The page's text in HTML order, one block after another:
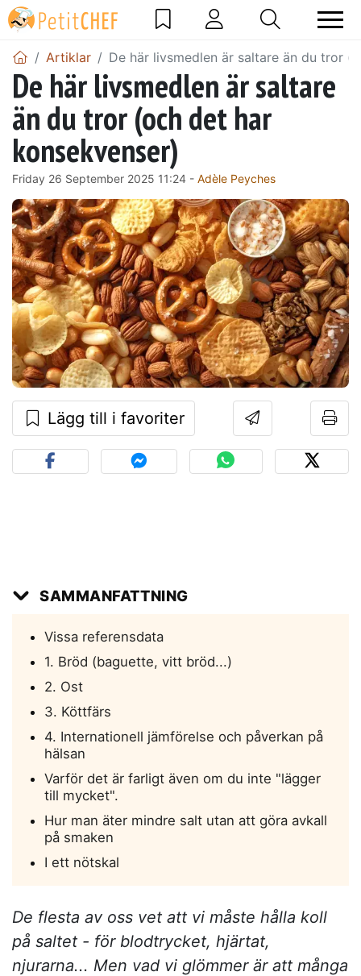
Artiklar De här livsmedlen är saltare än du tror
De här livsmedlen är saltare
än du tror (och det har
konsekvenser)
Friday 26 September 2025 11:24 - Adèle Peyches
Lägg till i favoriter
SAMMANFATTNING
Vissa referensdata
1. Bröd (baguette, vitt bröd...)
2. Ost
3. Köttfärs
4. Internationell jämförelse och påverkan på
hälsan
Varför det är farligt även om du inte "lägger
till mycket".
Hur man äter mindre salt utan att göra avkall
på smaken
I ett nötskal
De flesta av oss vet att vi måste hålla koll
på saltet - för blodtrycket, hjärtat,
njurarna... Men vad vi glömmer är att många